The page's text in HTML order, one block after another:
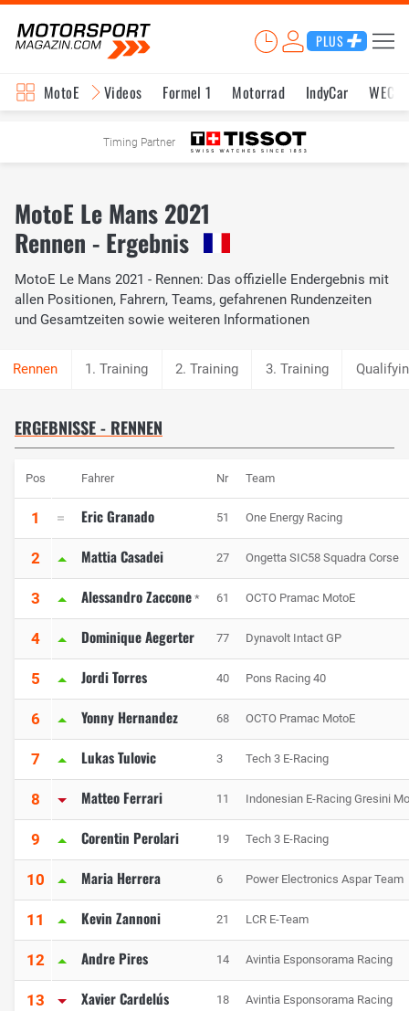
PLUS
MotoE Videos Formel 1 Motorrad IndyCar WEC
Timing Partner
MotoE Le Mans 2021
Rennen - Ergebnis
MotoE Le Mans 2021 - Rennen: Das offizielle Endergebnis mit
allen Positionen, Fahrern, Teams, gefahrenen Rundenzeiten
und Gesamtzeiten sowie weiteren Informationen
1. Training 2. Training 3. Training
ERGEBNISSE - RENNEN
Pos Fahrer Nr Team
1 Eric Granado 51 One Energy Racing
2 Mattia Casadei 27 Ongetta SIC58 Squadra Corse
3 Alessandro Zaccone * 61 OCTO Pramac MotoE
4 Dominique Aegerter 77 Dynavolt Intact GP
5 Jordi Torres 40 Pons Racing 40
6 Yonny Hernandez 68 OCTO Pramac MotoE
7 Lukas Tulovic 3 Tech 3 E-Racing
8 Matteo Ferrari 11 Indonesian E-Racing Gresini
9 Corentin Perolari 19 Tech 3 E-Racing
10 Maria Herrera 6 Power Electronics Aspar Team
11 Kevin Zannoni 21 LCR E-Team
12 Andre Pires 14 Avintia Esponsorama Racing
13 Xavier Cardelús 18 Avintia Esponsorama Racing